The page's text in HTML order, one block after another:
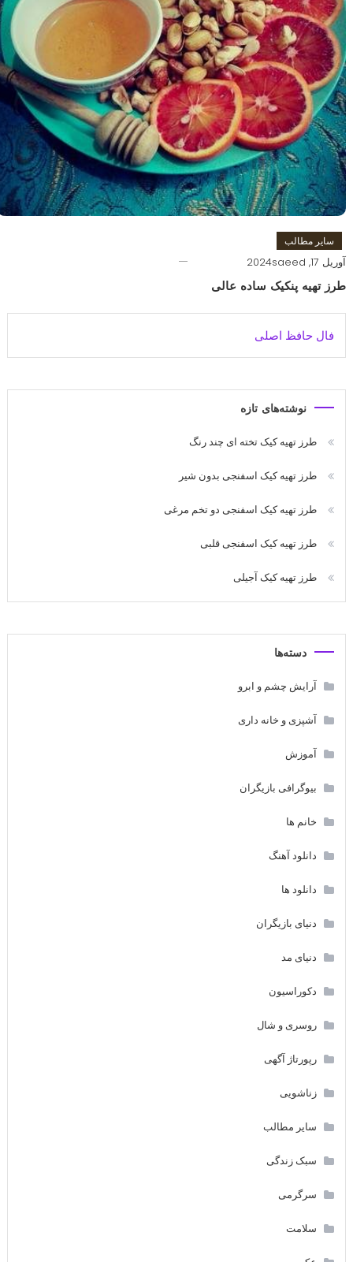
سایر مطالب
آوریل 17, 2024 saeed
طرز تهیه پنکیک ساده عالی
فال حافظ اصلی
نوشته‌های تازه
طرز تهیه کیک تخته ای چند رنگ
طرز تهیه کیک اسفنجی بدون شیر
طرز تهیه کیک اسفنجی دو تخم مرغی
طرز تهیه کیک اسفنجی قلبی
طرز تهیه کیک آجیلی
دسته‌ها
آرایش چشم و ابرو
آشپزی و خانه داری
آموزش
بیوگرافی بازیگران
خانم ها
دانلود آهنگ
دانلود ها
دنیای بازیگران
دنیای مد
دکوراسیون
روسری و شال
رپورتاژ آگهی
زناشویی
سایر مطالب
سبک زندگی
سرگرمی
سلامت